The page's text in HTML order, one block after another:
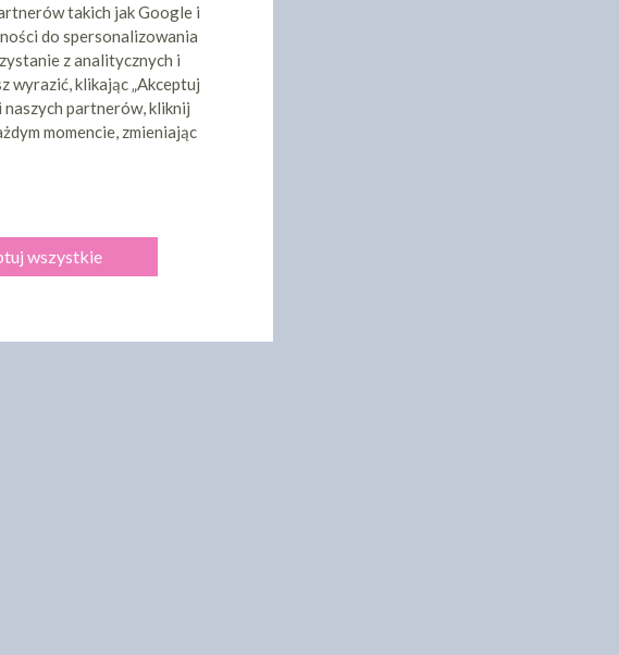
takich jak Google i
do spersonalizowania
z analitycznych i
wyrazić, klikając „Akceptuj
naszych partnerów, kliknij
momencie, zmieniając
wszystkie